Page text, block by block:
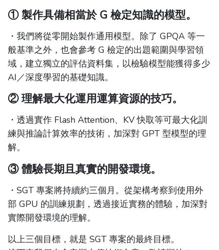
① 製作具備相當於 G 檢定知識的模型。
・我們將從零開始製作通用模型。除了 GPQA 等一
般基準之外，也會參考 G 檢定的出題範圍與學習領
域，建立獨立的評估資料集，以檢驗模型能獲得多少
AI／深度學習的基礎知識。
② 理解最大化運用運算資源的技巧。
・透過實作 Flash Attention、KV 快取等可最大化訓
練與推論計算效率的技術，加深對 GPT 型模型的理
解。
③ 體驗長期且真實的開發環境。
・SGT 專案將持續約三個月。從架構考察到使用外
部 GPU 的訓練規劃，透過接近實務的體驗，加深對
實際開發環境的理解。
以上三個目標，就是 SGT 專案的最終目標。